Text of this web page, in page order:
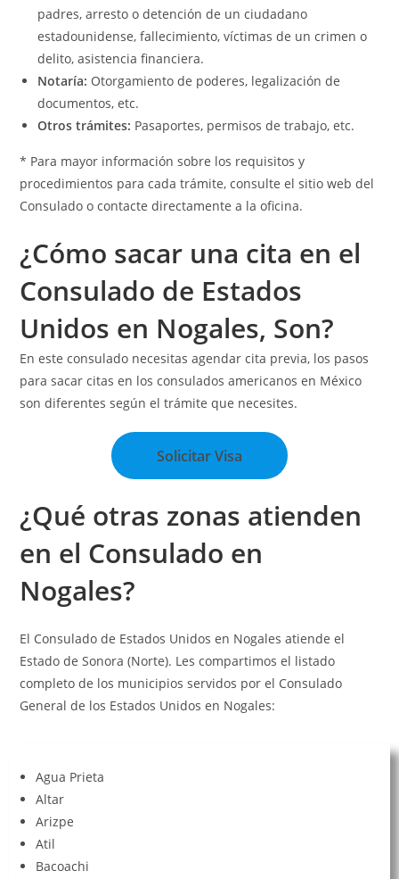
padres, arresto o detención de un ciudadano
estadounidense, fallecimiento, víctimas de un crimen o
delito, asistencia financiera.
Notaría: Otorgamiento de poderes, legalización de
documentos, etc.
Otros trámites: Pasaportes, permisos de trabajo, etc.
* Para mayor información sobre los requisitos y
procedimientos para cada trámite, consulte el sitio web del
Consulado o contacte directamente a la oficina.
¿Cómo sacar una cita en el
Consulado de Estados
Unidos en Nogales, Son?
En este consulado necesitas agendar cita previa, los pasos
para sacar citas en los consulados americanos en México
son diferentes según el trámite que necesites.
Solicitar Visa
¿Qué otras zonas atienden
en el Consulado en
Nogales?
El Consulado de Estados Unidos en Nogales atiende el
Estado de Sonora (Norte). Les compartimos el listado
completo de los municipios servidos por el Consulado
General de los Estados Unidos en Nogales:
Agua Prieta
Altar
Arizpe
Atil
Bacoachi